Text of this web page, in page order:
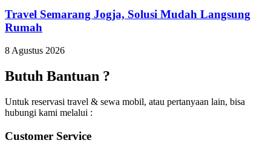
Travel Semarang Jogja, Solusi Mudah Langsung
Rumah
8 Agustus 2026
Butuh Bantuan ?
Untuk reservasi travel & sewa mobil, atau pertanyaan lain, bisa
hubungi kami melalui :
Customer Service